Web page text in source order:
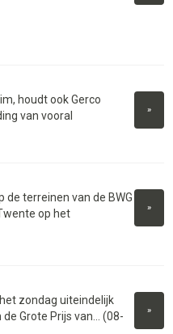
»
houdt ook Gerco
van vooral
»
terreinen van de BWG
op het
»
zondag uiteindelijk
Grote Prijs van... (08-